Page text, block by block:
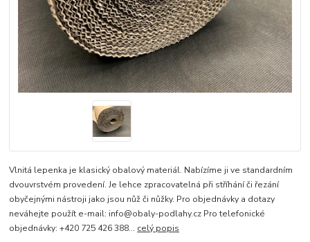
Vlnitá lepenka je klasický obalový materiál. Nabízíme ji ve standardním
dvouvrstvém provedení. Je lehce zpracovatelná při stříhání či řezání
obyčejnými nástroji jako jsou nůž či nůžky. Pro objednávky a dotazy
neváhejte použít e-mail: info@obaly-podlahy.cz Pro telefonické
objednávky: +420 725 426 388... celý popis